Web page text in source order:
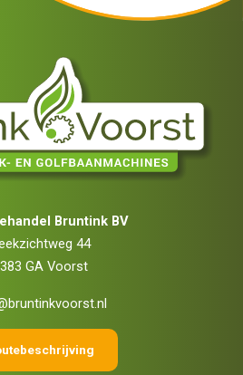
Bruntink BV
44
GA Voorst